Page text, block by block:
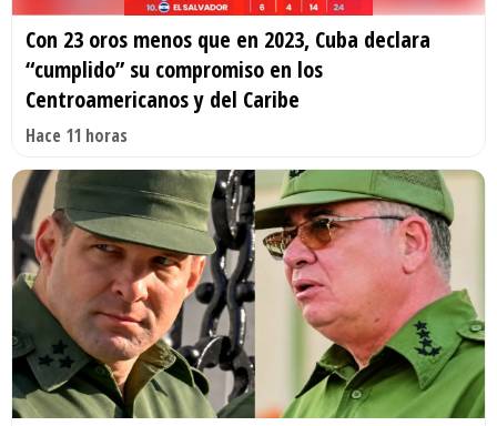
Con 23 oros menos que en 2023, Cuba declara
“cumplido” su compromiso en los
Centroamericanos y del Caribe
Hace 11 horas